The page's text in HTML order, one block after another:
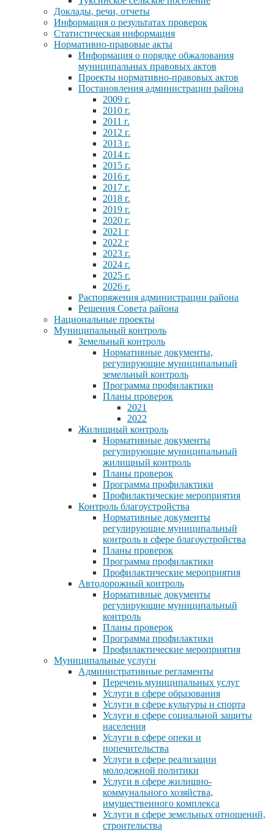
Доклады, речи, отчеты
Информация о результатах проверок
Статистическая информация
Нормативно-правовые акты
Информация о порядке обжалования
муниципальных правовых актов
Проекты нормативно-правовых актов
Постановления администрации района
2009 г.
2010 г.
2011 г.
2012 г.
2013 г.
2014 г.
2015 г.
2016 г.
2017 г.
2018 г.
2019 г.
2020 г.
2021 г
2022 г
2023 г.
2024 г.
2025 г.
2026 г.
Распоряжения администрации района
Решения Совета района
Национальные проекты
Муниципальный контроль
Земельный контроль
Нормативные документы,
регулирующие муниципальный
земельный контроль
Программа профилактики
Планы проверок
2021
2022
Жилищный контроль
Нормативные документы
регулирующие муниципальный
жилищный контроль
Планы проверок
Программа профилактики
Профилактические мероприятия
Контроль благоустройства
Нормативные документы
регулирующие муниципальный
контроль в сфере благоустройства
Планы проверок
Программа профилактики
Профилактические мероприятия
Автодорожный контроль
Нормативные документы
регулирующие муниципальный
контроль
Планы проверок
Программа профилактики
Профилактические мероприятия
Муниципальные услуги
Административные регламенты
Перечень муниципальных услуг
Услуги в сфере образования
Услуги в сфере культуры и спорта
Услуги в сфере социальной защиты
населения
Услуги в сфере опеки и
попечительства
Услуги в сфере реализации
молодежной политики
Услуги в сфере жилищно-
коммунального хозяйства,
имущественного комплекса
Услуги в сфере земельных отношений,
строительства